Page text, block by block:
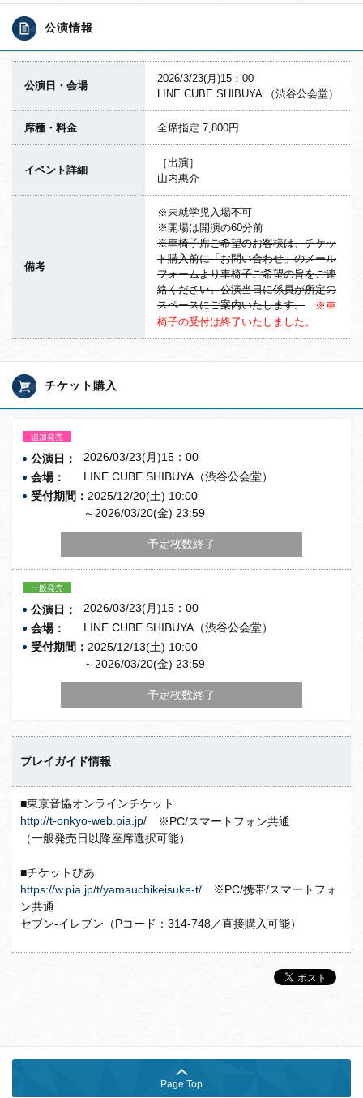
公演情報
公演日・会場
2026/3/23(月)15：00
LINE CUBE SHIBUYA （渋谷公会堂）
席種・料金 全席指定 7,800円
イベント詳細
［出演］
山内惠介
備考
※未就学児入場不可
※開場は開演の60分前
※車椅子席ご希望のお客様は、チケッ
ト購入前に「お問い合わせ」のメール
フォームより車椅子ご希望の旨をご連
絡ください。公演当日に係員が所定の
スペースにご案内いたします。
※車
椅子の受付は終了いたしました。
チケット購入
追加発売
公演日：
2026/03/23(月)15：00
会場：
LINE CUBE SHIBUYA（渋谷公会堂）
受付期間： 2025/12/20(土) 10:00
～2026/03/20(金) 23:59
予定枚数終了
一般発売
公演日：
2026/03/23(月)15：00
会場：
LINE CUBE SHIBUYA（渋谷公会堂）
受付期間： 2025/12/13(土) 10:00
～2026/03/20(金) 23:59
予定枚数終了
プレイガイド情報
■東京音協オンラインチケット
http://t-onkyo-web.pia.jp/ ※PC/スマートフォン共通
（一般発売日以降座席選択可能）
■チケットぴあ
https://w.pia.jp/t/yamauchikeisuke-t/ ※PC/携帯/スマートフォ
ン共通
セブン-イレブン（Pコード：314-748／直接購入可能）
Page Top